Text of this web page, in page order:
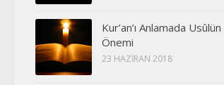
Kur’an’ı Anlamada Usûlün
Önemi
23 HAZIRAN 2018